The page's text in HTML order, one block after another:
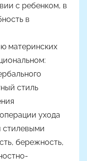
с ребенком, в
в
материнских
стиль
ухода
стилевыми
бережность,